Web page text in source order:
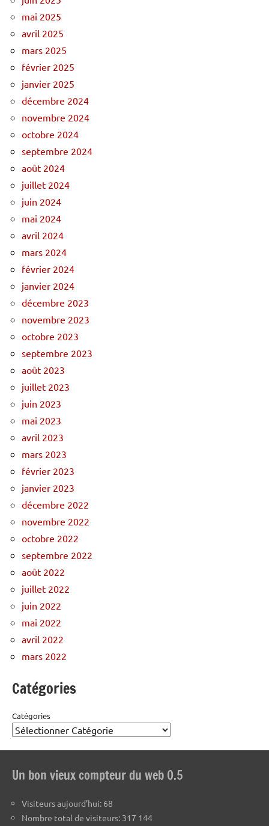
mai 2025
avril 2025
mars 2025
février 2025
janvier 2025
décembre 2024
novembre 2024
octobre 2024
septembre 2024
août 2024
juillet 2024
juin 2024
mai 2024
avril 2024
mars 2024
février 2024
janvier 2024
décembre 2023
novembre 2023
octobre 2023
septembre 2023
août 2023
juillet 2023
juin 2023
mai 2023
avril 2023
mars 2023
février 2023
janvier 2023
décembre 2022
novembre 2022
octobre 2022
septembre 2022
août 2022
juillet 2022
juin 2022
mai 2022
avril 2022
mars 2022
Catégories
Catégories
Un bon vieux compteur du web 0.5
Visiteurs aujourd’hui: 68
Nombre total de visiteurs: 317 144